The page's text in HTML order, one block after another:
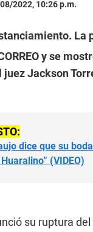
2022, 10:26 p.m.
La
y se
juez Jackson
dice que su
(VIDEO)
su ruptura